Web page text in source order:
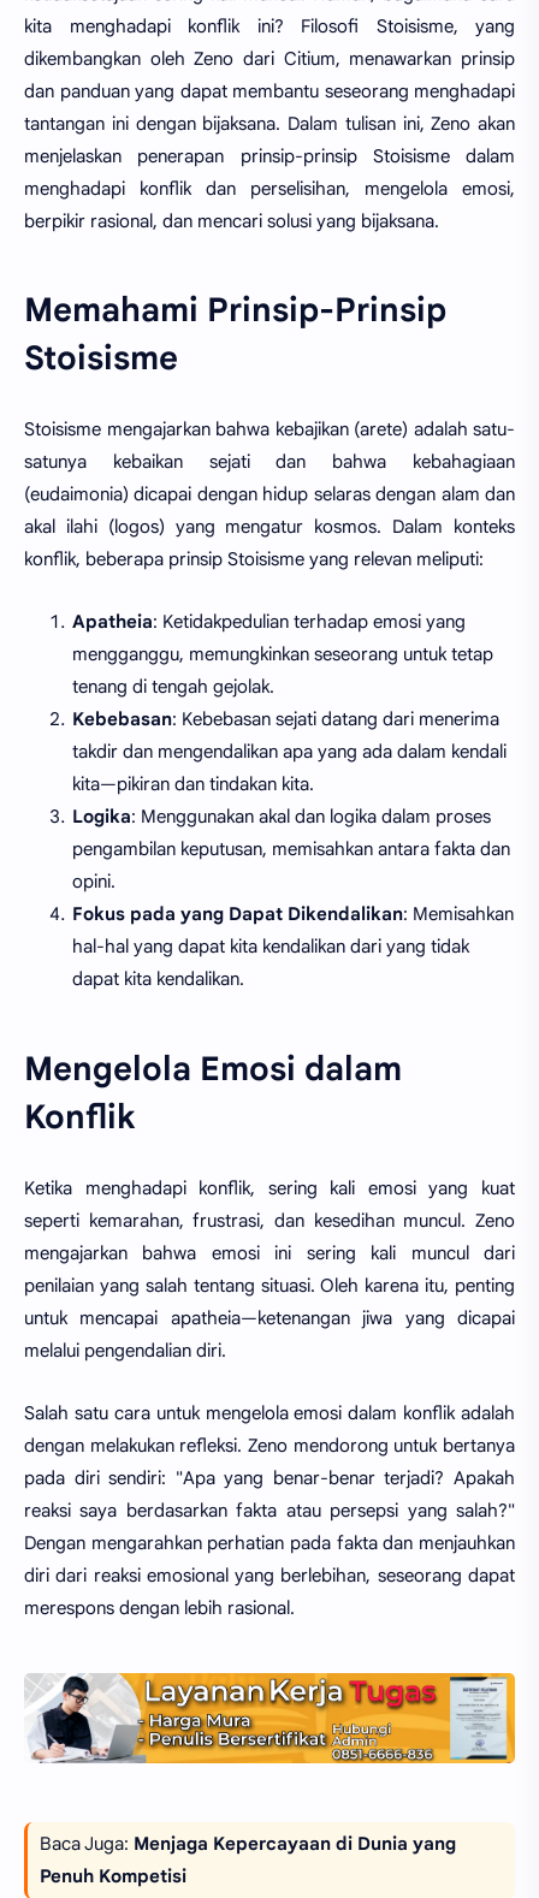
kita menghadapi konflik ini? Filosofi Stoisisme, yang
dikembangkan oleh Zeno dari Citium, menawarkan prinsip
dan panduan yang dapat membantu seseorang menghadapi
tantangan ini dengan bijaksana. Dalam tulisan ini, Zeno akan
menjelaskan penerapan prinsip-prinsip Stoisisme dalam
menghadapi konflik dan perselisihan, mengelola emosi,
berpikir rasional, dan mencari solusi yang bijaksana.
Memahami Prinsip-Prinsip
Stoisisme
Stoisisme mengajarkan bahwa kebajikan (arete) adalah satu-
satunya kebaikan sejati dan bahwa kebahagiaan
(eudaimonia) dicapai dengan hidup selaras dengan alam dan
akal ilahi (logos) yang mengatur kosmos. Dalam konteks
konflik, beberapa prinsip Stoisisme yang relevan meliputi:
Apatheia: Ketidakpedulian terhadap emosi yang
mengganggu, memungkinkan seseorang untuk tetap
tenang di tengah gejolak.
Kebebasan: Kebebasan sejati datang dari menerima
takdir dan mengendalikan apa yang ada dalam kendali
kita—pikiran dan tindakan kita.
Logika: Menggunakan akal dan logika dalam proses
pengambilan keputusan, memisahkan antara fakta dan
opini.
Fokus pada yang Dapat Dikendalikan: Memisahkan
hal-hal yang dapat kita kendalikan dari yang tidak
dapat kita kendalikan.
Mengelola Emosi dalam
Konflik
Ketika menghadapi konflik, sering kali emosi yang kuat
seperti kemarahan, frustrasi, dan kesedihan muncul. Zeno
mengajarkan bahwa emosi ini sering kali muncul dari
penilaian yang salah tentang situasi. Oleh karena itu, penting
untuk mencapai apatheia—ketenangan jiwa yang dicapai
melalui pengendalian diri.
Salah satu cara untuk mengelola emosi dalam konflik adalah
dengan melakukan refleksi. Zeno mendorong untuk bertanya
pada diri sendiri: "Apa yang benar-benar terjadi? Apakah
reaksi saya berdasarkan fakta atau persepsi yang salah?"
Dengan mengarahkan perhatian pada fakta dan menjauhkan
diri dari reaksi emosional yang berlebihan, seseorang dapat
merespons dengan lebih rasional.
Baca Juga: Menjaga Kepercayaan di Dunia yang
Penuh Kompetisi